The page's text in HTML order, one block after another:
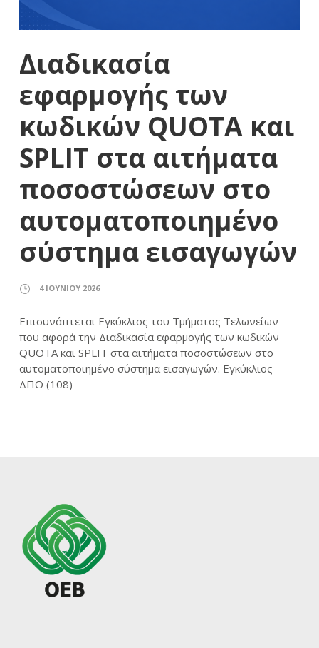
Διαδικασία
εφαρμογής των
κωδικών QUOTA και
SPLIT στα αιτήματα
ποσοστώσεων στο
αυτοματοποιημένο
σύστημα εισαγωγών
4 ΙΟΥΝΊΟΥ 2026
Επισυνάπτεται Εγκύκλιος του Τμήματος Τελωνείων
που αφορά την Διαδικασία εφαρμογής των κωδικών
QUOTA και SPLIT στα αιτήματα ποσοστώσεων στο
αυτοματοποιημένο σύστημα εισαγωγών. Εγκύκλιος –
ΔΠΟ (108)